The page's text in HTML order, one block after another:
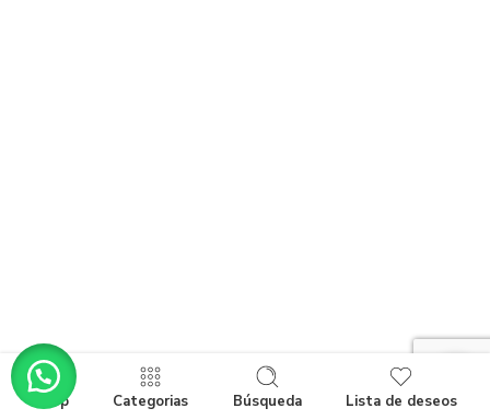
Shop Categorias Búsqueda Lista de deseos